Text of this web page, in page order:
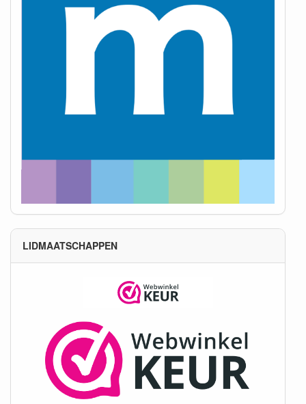
LIDMAATSCHAPPEN